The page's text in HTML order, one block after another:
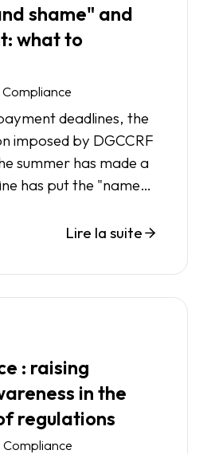
shame" and
what to
Compliance
deadlines, the
imposed by DGCCRF
summer has made a
has put the "name
Lire la suite
: raising
in the
regulations
Compliance